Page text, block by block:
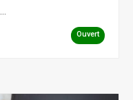
Ouvert